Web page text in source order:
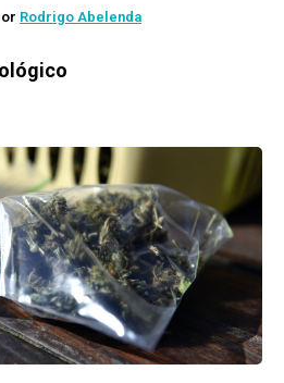
Rodrigo Abelenda